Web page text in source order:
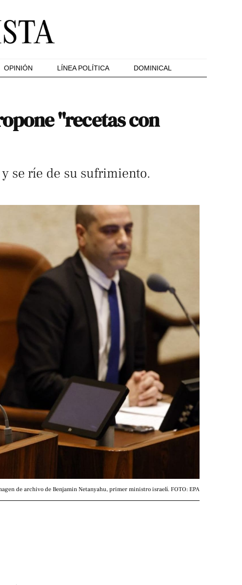
OPINIÓN LÍNEA POLÍTICA DOMINICAL
"recetas con
se ríe de su sufrimiento.
de archivo de Benjamin Netanyahu, primer ministro israelí. FOTO: EPA